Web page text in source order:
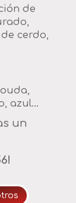
de
cerdo,
azul…
un